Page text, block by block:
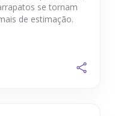
se tornam
de estimação.